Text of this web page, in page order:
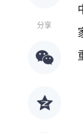
分享